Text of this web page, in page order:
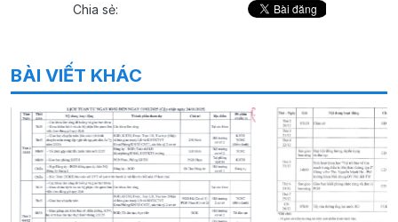
Chia sẻ:
BÀI VIẾT KHÁC